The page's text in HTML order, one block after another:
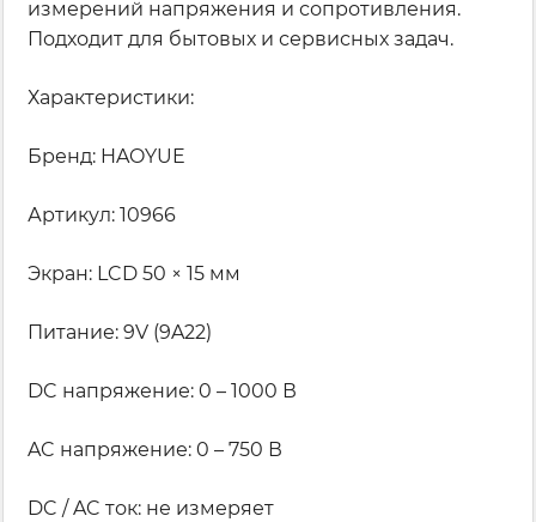
измерений напряжения и сопротивления.
Подходит для бытовых и сервисных задач.
Характеристики:
Бренд: HAOYUE
Артикул: 10966
Экран: LCD 50 × 15 мм
Питание: 9V (9A22)
DC напряжение: 0 – 1000 В
AC напряжение: 0 – 750 В
DC / AC ток: не измеряет